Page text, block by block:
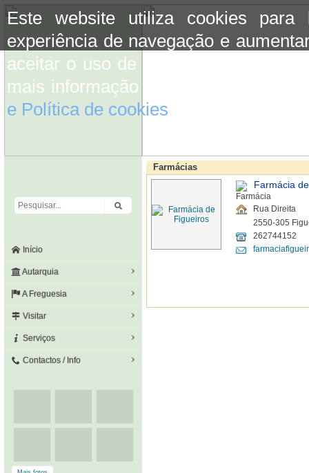
Este website utiliza cookies para
experiência de navegação e
aceitar o uso de cookies basta
mais informação consulte a
e Política de cookies
Início
Autarquia
A Freguesia
Visitar
Serviços
Contactos / Info
Farmácias
Farmácia
Rua Direita
2550-305
262744152